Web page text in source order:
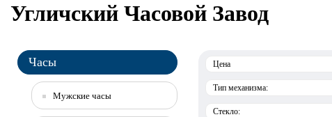
Угличский Часовой Завод
Часы
Мужские часы
Цена
Тип механизма:
Стекло: